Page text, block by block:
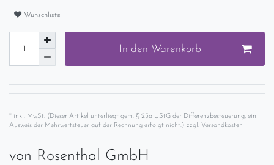
Wunschliste
In den Warenkorb
* inkl. MwSt. (Dieser Artikel unterliegt gem. § 25a UStG der Differenzbesteuerung, ein
Ausweis der Mehrwertsteuer auf der Rechnung erfolgt nicht.) zzgl. Versandkosten
von Rosenthal GmbH